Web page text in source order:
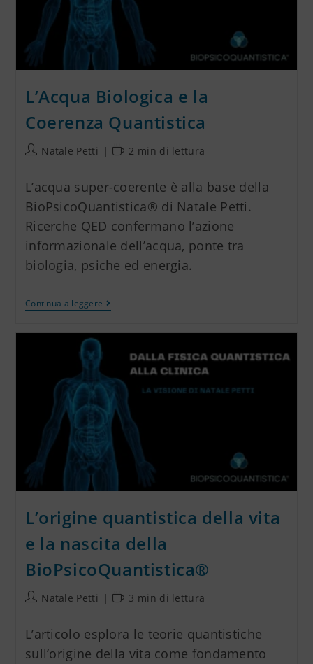
L’Acqua Biologica e la
Coerenza Quantistica
Natale Petti 2 min di lettura
L’acqua super-coerente è alla base della
BioPsicoQuantistica® di Natale Petti.
Ricerche QED confermano l’azione
informazionale dell’acqua, ponte tra
biologia, psiche ed energia.
Continua a leggere
L’origine quantistica della vita
e la nascita della
BioPsicoQuantistica®
Natale Petti 3 min di lettura
L’articolo esplora le teorie quantistiche
sull’origine della vita come fondamento